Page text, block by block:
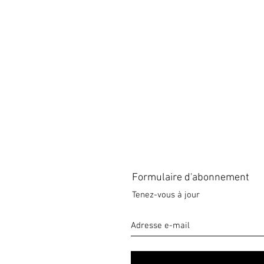
Formulaire d'abonnement
Tenez-vous à jour